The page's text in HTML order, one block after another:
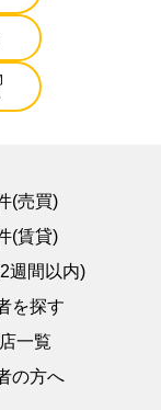
(売買)
(賃貸)
週間以内)
を探す
一覧
の方へ